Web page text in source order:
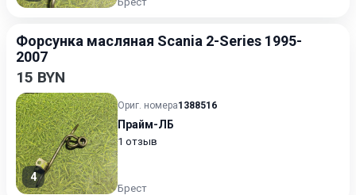
Форсунка масляная Scania 2-Series 1995-
2007
15 BYN
4
Ориг. номера1388516
Прайм-ЛБ
1 отзыв
Брест